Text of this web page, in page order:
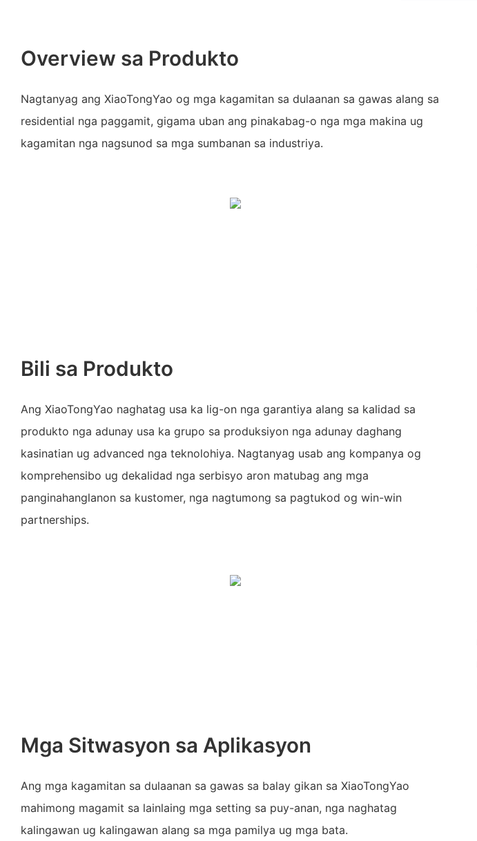
Overview sa Produkto
Nagtanyag ang XiaoTongYao og mga kagamitan sa dulaanan sa gawas alang sa
residential nga paggamit, gigama uban ang pinakabag-o nga mga makina ug
kagamitan nga nagsunod sa mga sumbanan sa industriya.
Bili sa Produkto
Ang XiaoTongYao naghatag usa ka lig-on nga garantiya alang sa kalidad sa
produkto nga adunay usa ka grupo sa produksiyon nga adunay daghang
kasinatian ug advanced nga teknolohiya. Nagtanyag usab ang kompanya og
komprehensibo ug dekalidad nga serbisyo aron matubag ang mga
panginahanglanon sa kustomer, nga nagtumong sa pagtukod og win-win
partnerships.
Mga Sitwasyon sa Aplikasyon
Ang mga kagamitan sa dulaanan sa gawas sa balay gikan sa XiaoTongYao
mahimong magamit sa lainlaing mga setting sa puy-anan, nga naghatag
kalingawan ug kalingawan alang sa mga pamilya ug mga bata.